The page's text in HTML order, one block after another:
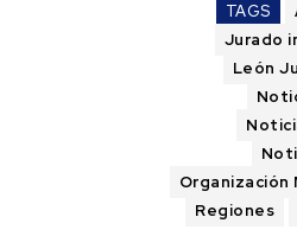
TAGS
Jurado
León
Organización
Regiones